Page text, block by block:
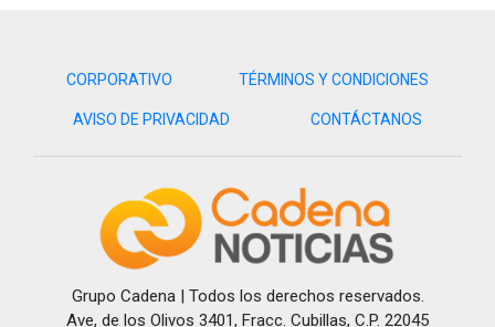
CORPORATIVO TÉRMINOS Y CONDICIONES
AVISO DE PRIVACIDAD CONTÁCTANOS
Grupo Cadena | Todos los derechos reservados.
Ave, de los Olivos 3401, Fracc. Cubillas, C.P. 22045